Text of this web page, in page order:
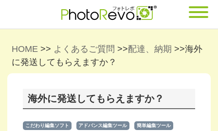
HOME >> よくあるご質問 >>配達、納期 >>海外
に発送してもらえますか？
海外に発送してもらえますか？
こだわり編集ソフト アドバンス編集ツール 簡単編集ツール